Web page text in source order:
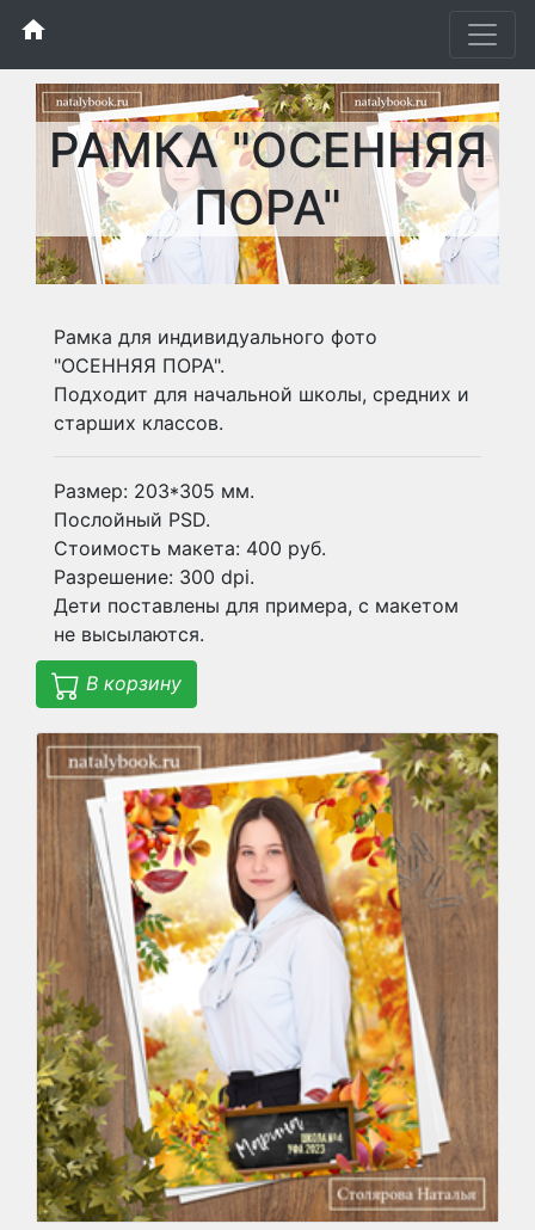
home
РАМКА "ОСЕННЯЯ
ПОРА"
Рамка для индивидуального фото
"ОСЕННЯЯ ПОРА".
Подходит для начальной школы, средних и
старших классов.
Размер: 203*305 мм.
Послойный PSD.
Стоимость макета: 400 руб.
Разрешение: 300 dpi.
Дети поставлены для примера, с макетом
не высылаются.
В корзину